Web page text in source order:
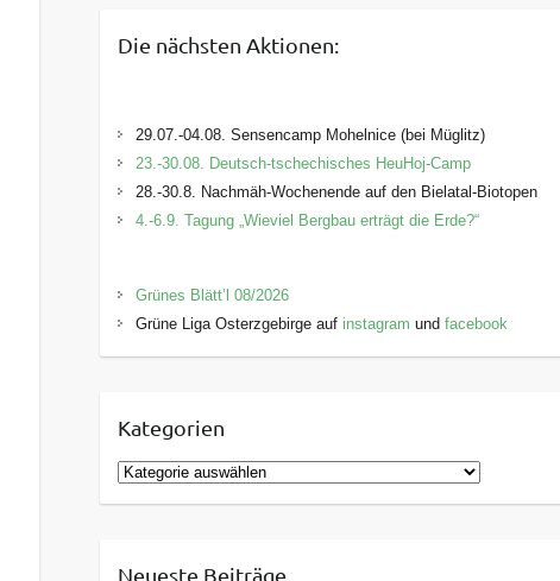
Die nächsten Aktionen:
29.07.-04.08. Sensencamp Mohelnice (bei Müglitz)
23.-30.08. Deutsch-tschechisches HeuHoj-Camp
28.-30.8. Nachmäh-Wochenende auf den Bielatal-Biotopen
4.-6.9. Tagung „Wieviel Bergbau erträgt die Erde?“
Grünes Blätt’l 08/2026
Grüne Liga Osterzgebirge auf instagram und facebook
Kategorien
K
a
Neueste Beiträge